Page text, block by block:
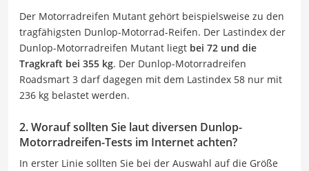
Der Motorradreifen Mutant gehört beispielsweise zu den
tragfähigsten Dunlop-Motorrad-Reifen. Der Lastindex der
Dunlop-Motorradreifen Mutant liegt bei 72 und die
Tragkraft bei 355 kg. Der Dunlop-Motorradreifen
Roadsmart 3 darf dagegen mit dem Lastindex 58 nur mit
236 kg belastet werden.
2. Worauf sollten Sie laut diversen Dunlop-
Motorradreifen-Tests im Internet achten?
In erster Linie sollten Sie bei der Auswahl auf die Größe